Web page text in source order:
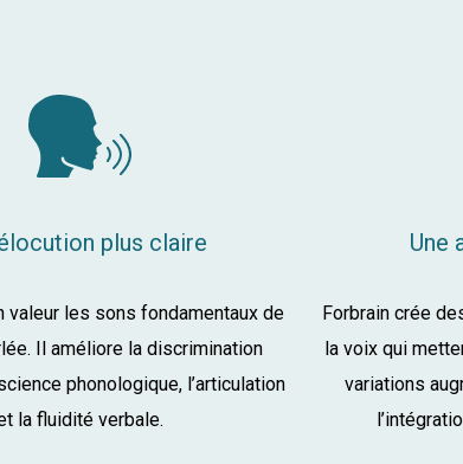
plus claire
valeur les sons fondamentaux de
Il améliore la discrimination
phonologique, l’articulation
la fluidité verbale.
Une
Forbrain crée
la voix qui
variations